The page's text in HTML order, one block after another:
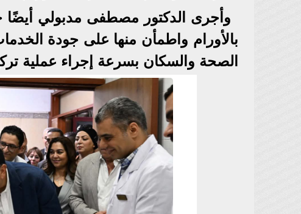
وأجرى الدكتور مصطفى مدبولي أيضًا
بالأورام واطمأن منها على جودة
الصحة والسكان بسرعة إجراء عملية